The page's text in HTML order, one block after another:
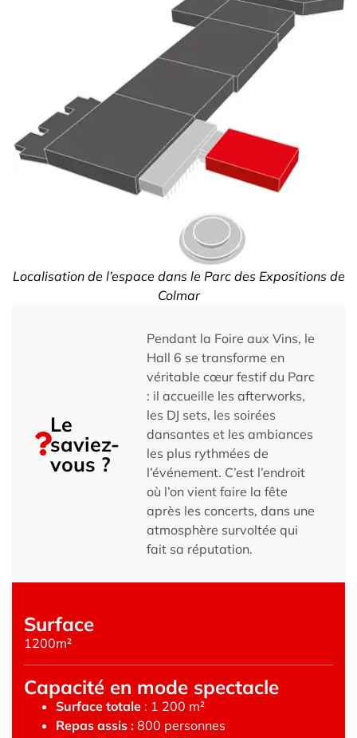
Localisation de l’espace dans le Parc des Expositions de
Colmar
Le
saviez-
vous ?
Pendant la Foire aux Vins, le
Hall 6 se transforme en
véritable cœur festif du Parc
: il accueille les afterworks,
les DJ sets, les soirées
dansantes et les ambiances
les plus rythmées de
l’événement. C’est l’endroit
où l’on vient faire la fête
après les concerts, dans une
atmosphère survoltée qui
fait sa réputation.
Surface
1200m²
Capacité en mode spectacle
Surface totale : 1 200 m²
Repas assis : 800 personnes